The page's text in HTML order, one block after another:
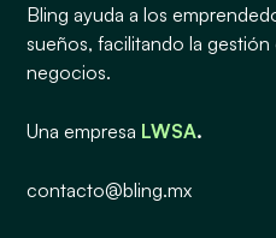
Bling ayuda a los
sueños, facilitando la
negocios.
Una empresa LWSA.
contacto@bling.mx